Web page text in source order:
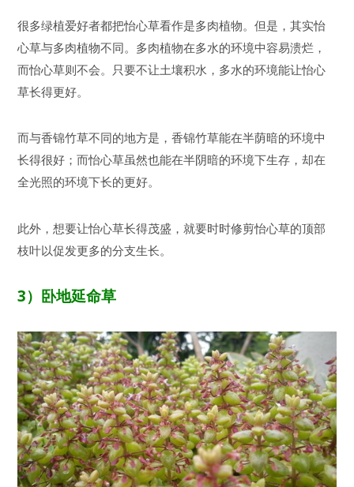
很多绿植爱好者都把怡心草看作是多肉植物。但是，其实怡
心草与多肉植物不同。多肉植物在多水的环境中容易溃烂，
而怡心草则不会。只要不让土壤积水，多水的环境能让怡心
草长得更好。
而与香锦竹草不同的地方是，香锦竹草能在半荫暗的环境中
长得很好；而怡心草虽然也能在半阴暗的环境下生存，却在
全光照的环境下长的更好。
此外，想要让怡心草长得茂盛，就要时时修剪怡心草的顶部
枝叶以促发更多的分支生长。
3）卧地延命草